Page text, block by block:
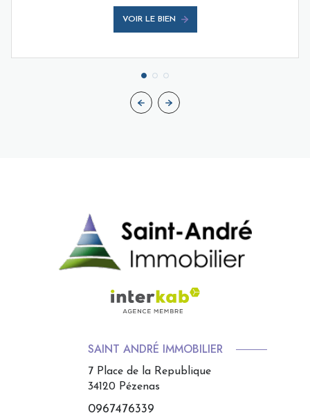
VOIR LE BIEN
SAINT ANDRÉ IMMOBILIER
7 Place de la Republique
34120 Pézenas
0967476339